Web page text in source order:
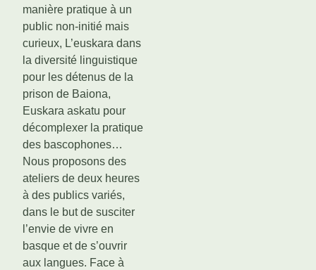
manière pratique à un
public non-initié mais
curieux, L’euskara dans
la diversité linguistique
pour les détenus de la
prison de Baiona,
Euskara askatu pour
décomplexer la pratique
des bascophones…
Nous proposons des
ateliers de deux heures
à des publics variés,
dans le but de susciter
l’envie de vivre en
basque et de s’ouvrir
aux langues. Face à